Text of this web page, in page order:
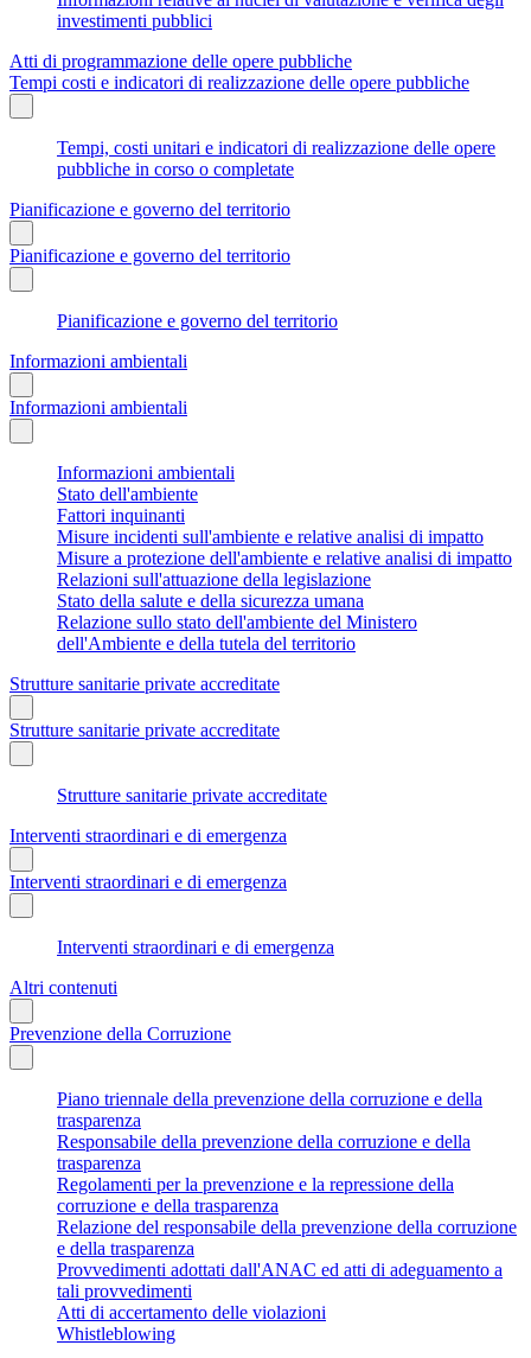
investimenti pubblici
Atti di programmazione delle opere pubbliche
Tempi costi e indicatori di realizzazione delle opere pubbliche
Tempi, costi unitari e indicatori di realizzazione delle opere
pubbliche in corso o completate
Pianificazione e governo del territorio
Pianificazione e governo del territorio
Pianificazione e governo del territorio
Informazioni ambientali
Informazioni ambientali
Informazioni ambientali
Stato dell'ambiente
Fattori inquinanti
Misure incidenti sull'ambiente e relative analisi di impatto
Misure a protezione dell'ambiente e relative analisi di impatto
Relazioni sull'attuazione della legislazione
Stato della salute e della sicurezza umana
Relazione sullo stato dell'ambiente del Ministero
dell'Ambiente e della tutela del territorio
Strutture sanitarie private accreditate
Strutture sanitarie private accreditate
Strutture sanitarie private accreditate
Interventi straordinari e di emergenza
Interventi straordinari e di emergenza
Interventi straordinari e di emergenza
Altri contenuti
Prevenzione della Corruzione
Piano triennale della prevenzione della corruzione e della
trasparenza
Responsabile della prevenzione della corruzione e della
trasparenza
Regolamenti per la prevenzione e la repressione della
corruzione e della trasparenza
Relazione del responsabile della prevenzione della corruzione
e della trasparenza
Provvedimenti adottati dall'ANAC ed atti di adeguamento a
tali provvedimenti
Atti di accertamento delle violazioni
Whistleblowing